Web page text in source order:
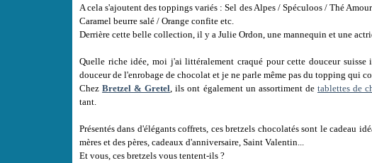
A cela s'ajoutent des toppings variés : Sel des Alpes / Spéculoos / Thé
Caramel beurre salé / Orange confite etc.
Derrière cette belle collection, il y a Julie Ordon, une mannequin et une
Quelle riche idée, moi j'ailittéralementcraqué pour cette douceur
douceur de l'enrobage de chocolat et je ne parle même pas du topping qui
ChezBretzel & Gretel, ils ont également un assortiment de tablettes de
tant.
Présentés dans d'élégants coffrets, ces bretzels chocolatés sont le cadeau
mères et des pères, cadeaux d'anniversaire, Saint Valentin...
Et vous, ces bretzels vous tentent-ils ?